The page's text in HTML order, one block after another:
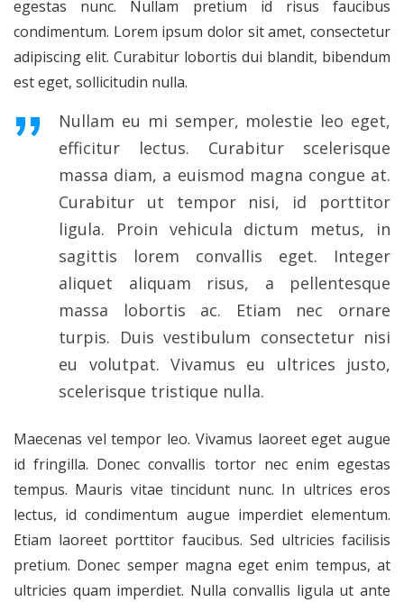
egestas nunc. Nullam pretium id risus faucibus
condimentum. Lorem ipsum dolor sit amet, consectetur
adipiscing elit. Curabitur lobortis dui blandit, bibendum
est eget, sollicitudin nulla.
Nullam eu mi semper, molestie leo eget,
efficitur lectus. Curabitur scelerisque
massa diam, a euismod magna congue at.
Curabitur ut tempor nisi, id porttitor
ligula. Proin vehicula dictum metus, in
sagittis lorem convallis eget. Integer
aliquet aliquam risus, a pellentesque
massa lobortis ac. Etiam nec ornare
turpis. Duis vestibulum consectetur nisi
eu volutpat. Vivamus eu ultrices justo,
scelerisque tristique nulla.
Maecenas vel tempor leo. Vivamus laoreet eget augue
id fringilla. Donec convallis tortor nec enim egestas
tempus. Mauris vitae tincidunt nunc. In ultrices eros
lectus, id condimentum augue imperdiet elementum.
Etiam laoreet porttitor faucibus. Sed ultricies facilisis
pretium. Donec semper magna eget enim tempus, at
ultricies quam imperdiet. Nulla convallis ligula ut ante